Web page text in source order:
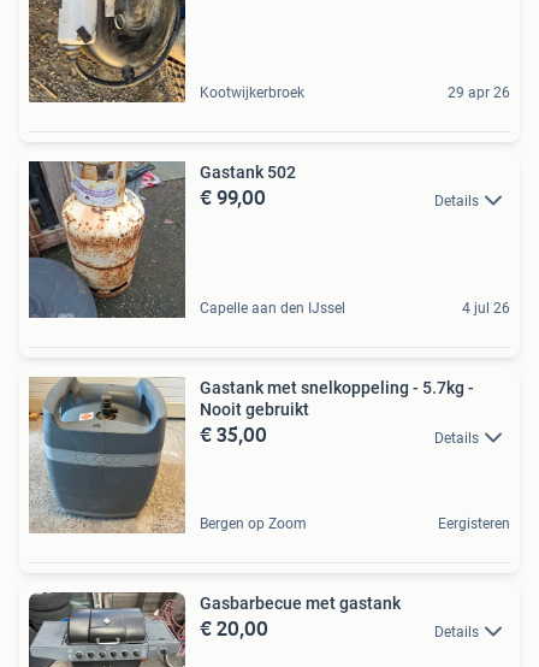
Kootwijkerbroek 29 apr 26
Gastank 502
€ 99,00 Details
Capelle aan den IJssel 4 jul 26
Gastank met snelkoppeling - 5.7kg -
Nooit gebruikt
€ 35,00 Details
Bergen op Zoom Eergisteren
Gasbarbecue met gastank
€ 20,00 Details